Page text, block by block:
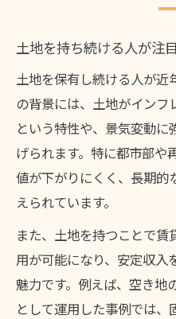
土地を持ち続ける人が注
土地を保有し続ける人が近
の背景には、土地がイン
という特性や、景気変動
げられます。特に都市部や
値が下がりにくく、長期的
えられています。
また、土地を持つことで
用が可能になり、安定収入
魅力です。例えば、空き地
として運用した事例では